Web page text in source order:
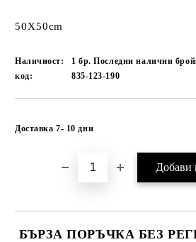
50Х50cm
Наличност:
1 бр. Последни налични
код:
835-123-190
Доставка 7- 10 дни
БЪРЗА ПОРЪЧКА БЕЗ